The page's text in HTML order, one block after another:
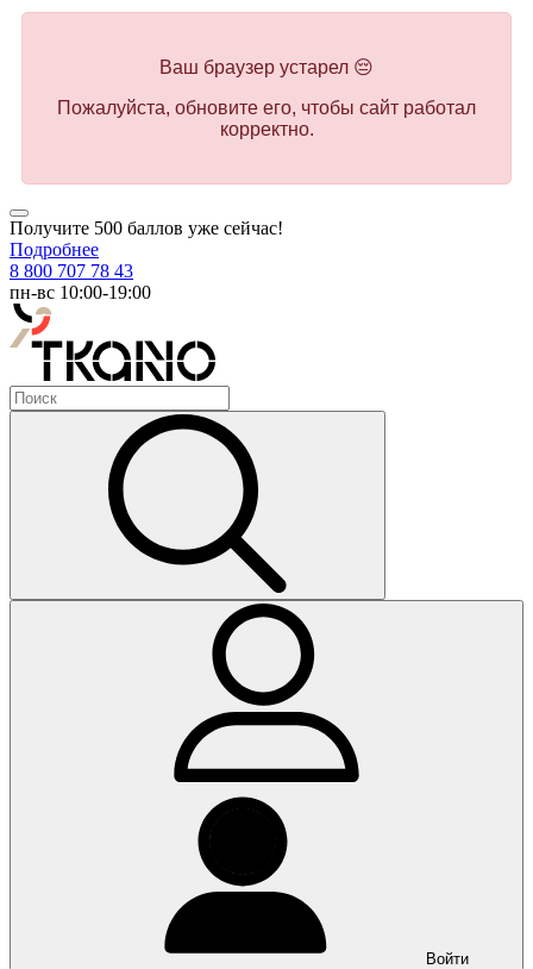
Ваш браузер устарел 😔
Пожалуйста, обновите его, чтобы сайт работал
корректно.
Получите 500 баллов уже сейчас!
Подробнее
8 800 707 78 43
пн-вс 10:00-19:00
Войти